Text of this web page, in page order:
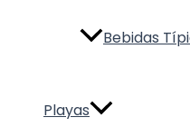
Bebidas
Playas